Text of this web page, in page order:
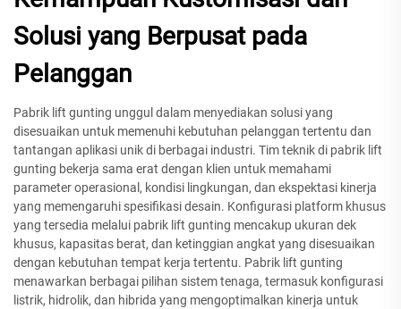
Solusi yang Berpusat pada
Pelanggan
Pabrik lift gunting unggul dalam menyediakan solusi yang
disesuaikan untuk memenuhi kebutuhan pelanggan tertentu dan
tantangan aplikasi unik di berbagai industri. Tim teknik di pabrik lift
gunting bekerja sama erat dengan klien untuk memahami
parameter operasional, kondisi lingkungan, dan ekspektasi kinerja
yang memengaruhi spesifikasi desain. Konfigurasi platform khusus
yang tersedia melalui pabrik lift gunting mencakup ukuran dek
khusus, kapasitas berat, dan ketinggian angkat yang disesuaikan
dengan kebutuhan tempat kerja tertentu. Pabrik lift gunting
menawarkan berbagai pilihan sistem tenaga, termasuk konfigurasi
listrik, hidrolik, dan hibrida yang mengoptimalkan kinerja untuk